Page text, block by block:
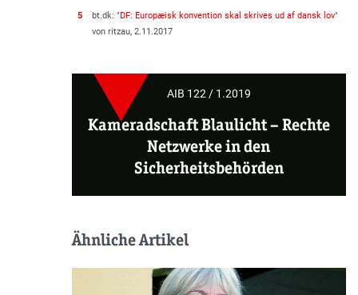
5 bt.dk: "DF: Europæisk konvention skal skrives ud af dansk lov"
von ritzau, 2.11.2017
AIB 122 / 1.2019
Kameradschaft Blaulicht–Rechte
Netzwerke in den
Sicherheitsbehörden
Ähnliche Artikel